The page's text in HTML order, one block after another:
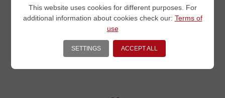
This website uses cookies for different purposes. For
additional information about cookies check our: Terms of
use
SETTINGS ACCEPT ALL